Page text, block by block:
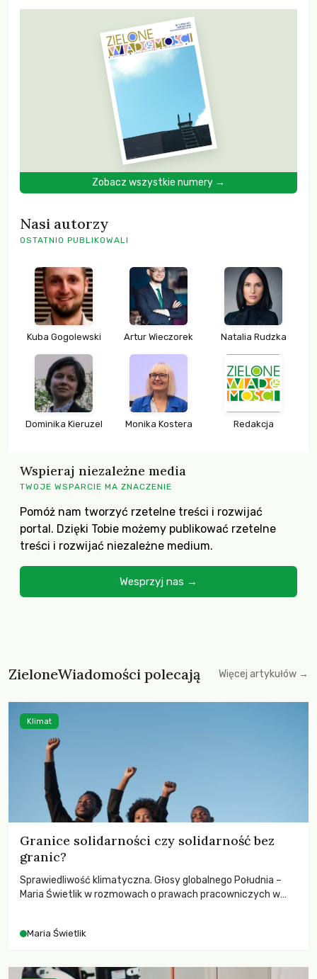
Zobacz wszystkie numery →
Nasi autorzy
OSTATNIO PUBLIKOWALI
Kuba Gogolewski Artur Wieczorek Natalia Rudzka
Dominika Kieruzel Monika Kostera Redakcja
Wspieraj niezależne media
TWOJE WSPARCIE MA ZNACZENIE
Pomóż nam tworzyć rzetelne treści i rozwijać
portal. Dzięki Tobie możemy publikować rzetelne
treści i rozwijać niezależne medium.
Wesprzyj nas →
ZieloneWiadomości polecają Więcej artykułów →
Granice solidarności czy solidarność bez
granic?
Sprawiedliwość klimatyczna. Głosy globalnego Południa –
Maria Świetlik w rozmowach o prawach pracowniczych w
Maria Świetlik
Klimat